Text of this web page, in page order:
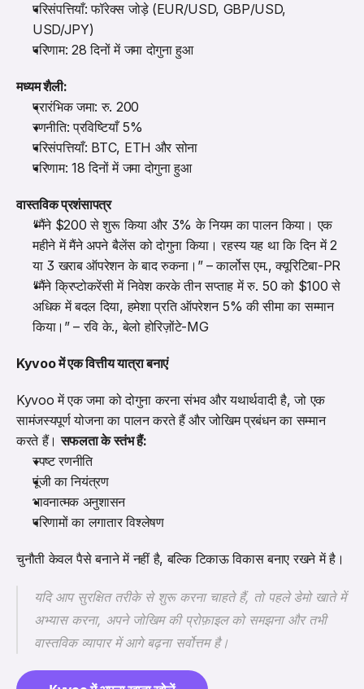
परिसंपत्तियाँ: फॉरेक्स जोड़े (EUR/USD, GBP/USD,
USD/JPY)
परिणाम: 28 दिनों में जमा दोगुना हुआ
मध्यम शैली:
प्रारंभिक जमा: रु. 200
रणनीति: प्रविष्टियाँ 5%
परिसंपत्तियाँ: BTC, ETH और सोना
परिणाम: 18 दिनों में जमा दोगुना हुआ
वास्तविक प्रशंसापत्र
“मैंने $200 से शुरू किया और 3% के नियम का पालन किया। एक
महीने में मैंने अपने बैलेंस को दोगुना किया। रहस्य यह था कि दिन में 2
या 3 खराब ऑपरेशन के बाद रुकना।” – कार्लोस एम., क्यूरिटिबा-PR
“मैंने क्रिप्टोकरेंसी में निवेश करके तीन सप्ताह में रु. 50 को $100 से
अधिक में बदल दिया, हमेशा प्रति ऑपरेशन 5% की सीमा का सम्मान
किया।” – रवि के., बेलो होरिज़ोंटे-MG
Kyvoo में एक वित्तीय यात्रा बनाएं
Kyvoo में एक जमा को दोगुना करना संभव और यथार्थवादी है, जो एक
सामंजस्यपूर्ण योजना का पालन करते हैं और जोखिम प्रबंधन का सम्मान
करते हैं। सफलता के स्तंभ हैं:
स्पष्ट रणनीति
पूंजी का नियंत्रण
भावनात्मक अनुशासन
परिणामों का लगातार विश्लेषण
चुनौती केवल पैसे बनाने में नहीं है, बल्कि टिकाऊ विकास बनाए रखने में है।
यदि आप सुरक्षित तरीके से शुरू करना चाहते हैं, तो पहले डेमो खाते में
अभ्यास करना, अपने जोखिम की प्रोफ़ाइल को समझना और तभी
वास्तविक व्यापार में आगे बढ़ना सर्वोत्तम है।